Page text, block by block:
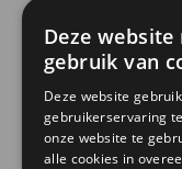
Deze website
gebruik van
Deze website
gebruikerservaring
onze website te
alle cookies in